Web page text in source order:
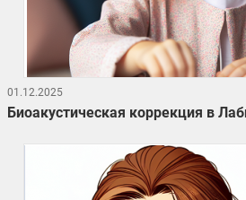
01.12.2025
Биоакустическая коррекция в